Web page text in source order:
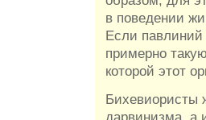
в поведении
Если
примерно
которой этот
Бихевиористы
дарвинизма, а